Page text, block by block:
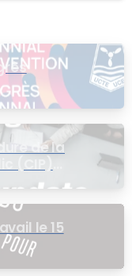
de la
(CIP)
le 15